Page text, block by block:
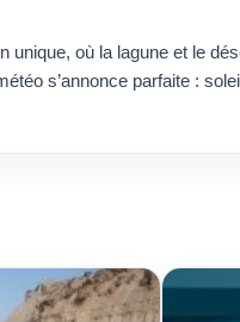
unique, où la lagune et le
s’annonce parfaite :